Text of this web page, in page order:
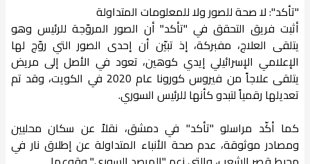
"تأكد": لا صحة للصور ولا للمعلومات المتداولة
أثبت فريق التحقق في "تأكد" أن الصور المروّجة للرئيس وهو
يتلقى العلاج، مفبركة، إذ تبيّن أن إحدى الصور التي روّج لها
الإعلامي الإسرائيلي إيدي كوهين، تعود في الأصل إلى مريض
يتلقى علاجاً من فيروس كورونا عام 2020 في الكويت، وقد تم
تعديلها رقمياً لتبدو كأنها للرئيس السوري.
كما أكّد مراسلو "تأكد" في دمشق، نقلاً عن سكان محليين
ومصادر موثوقة، عدم صحة الأنباء المتداولة عن إطلاق نار في